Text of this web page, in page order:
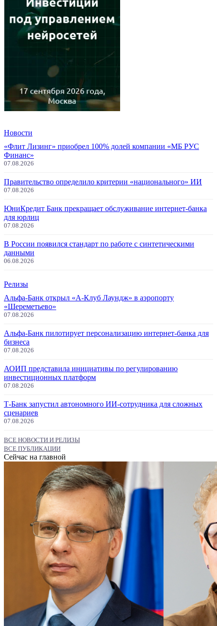
Новости
«Флит Лизинг» приобрел 100% долей компании «МБ РУС
Финанс»
07.08.2026
Правительство определило критерии «национального» ИИ
07.08.2026
ЮниКредит Банк прекращает обслуживание интернет-банка
для юрлиц
07.08.2026
В России появился стандарт по работе с синтетическими
данными
06.08.2026
Релизы
Альфа-Банк открыл «А-Клуб Лаундж» в аэропорту
«Шереметьево»
07.08.2026
Альфа-Банк пилотирует персонализацию интернет-банка для
бизнеса
07.08.2026
АОИП представила инициативы по регулированию
инвестиционных платформ
07.08.2026
Т-Банк запустил автономного ИИ-сотрудника для сложных
сценариев
07.08.2026
ВСЕ НОВОСТИ И РЕЛИЗЫ
ВСЕ ПУБЛИКАЦИИ
Сейчас на главной